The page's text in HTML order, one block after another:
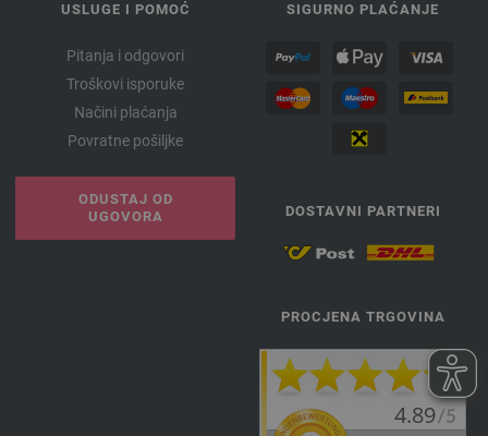
USLUGE I POMOĆ
Pitanja i odgovori
Troškovi isporuke
Načini plaćanja
Povratne pošiljke
ODUSTAJ OD
UGOVORA
SIGURNO PLAĆANJE
DOSTAVNI PARTNERI
PROCJENA TRGOVINA